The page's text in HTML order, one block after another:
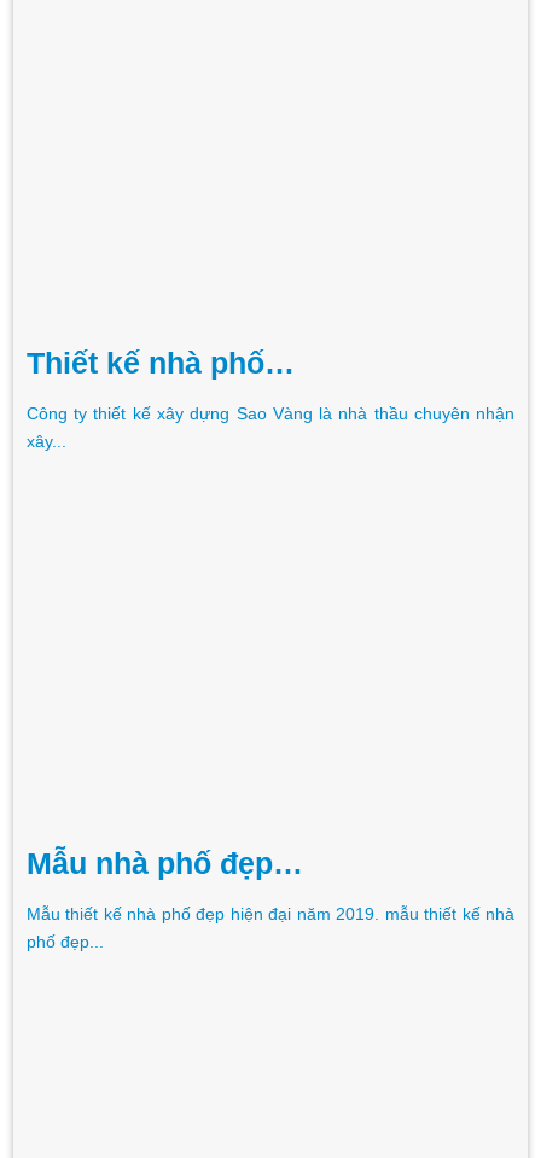
Thiết kế nhà phố…
Công ty thiết kế xây dựng Sao Vàng là nhà thầu chuyên nhận
xây...
Mẫu nhà phố đẹp…
Mẫu thiết kế nhà phố đẹp hiện đại năm 2019. mẫu thiết kế nhà
phố đẹp...